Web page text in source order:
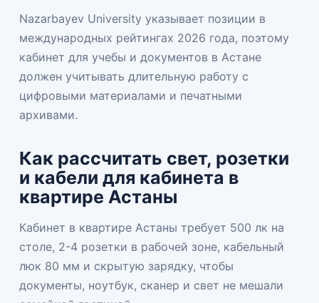
Nazarbayev University указывает позиции в
международных рейтингах 2026 года, поэтому
кабинет для учебы и документов в Астане
должен учитывать длительную работу с
цифровыми материалами и печатными
архивами.
Как рассчитать свет, розетки
и кабели для кабинета в
квартире Астаны
Кабинет в квартире Астаны требует 500 лк на
столе, 2-4 розетки в рабочей зоне, кабельный
люк 80 мм и скрытую зарядку, чтобы
документы, ноутбук, сканер и свет не мешали